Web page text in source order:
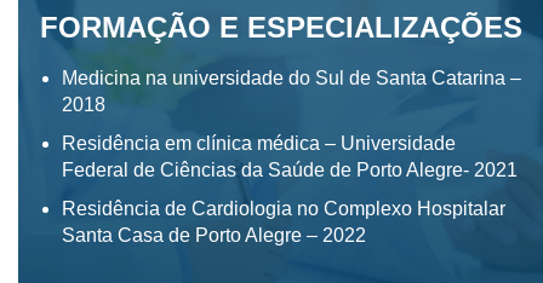
FORMAÇÃO E ESPECIALIZAÇÕES
Medicina na universidade do Sul de Santa Catarina –
2018
Residência em clínica médica – Universidade
Federal de Ciências da Saúde de Porto Alegre- 2021
Residência de Cardiologia no Complexo Hospitalar
Santa Casa de Porto Alegre – 2022